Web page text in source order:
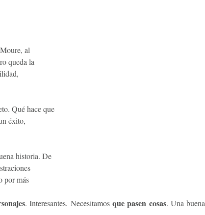
al
queda la
Qué hace que
éxito,
historia. De
por más
. Interesantes.Necesitamosque pasen cosas. Una buena